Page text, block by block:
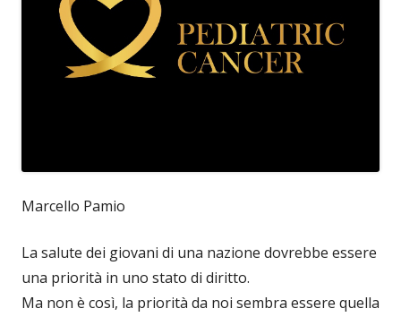
Marcello Pamio
La salute dei giovani di una nazione dovrebbe essere
una priorità in uno stato di diritto.
Ma non è così, la priorità da noi sembra essere quella